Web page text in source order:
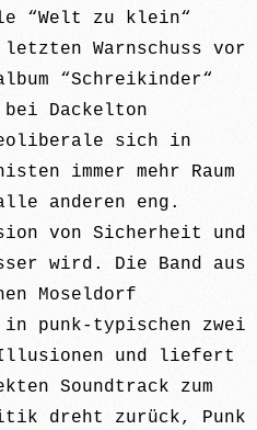
“Welt zu klein“
Warnschuss vor
“Schreikinder“
Dackelton
sich in
immer mehr Raum
anderen eng.
von Sicherheit und
wird. Die Band aus
Moseldorf
punk-typischen zwei
und liefert
Soundtrack zum
dreht zurück, Punk